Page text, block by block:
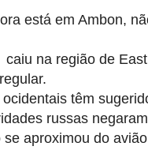
está em Ambon,
caiu na região de East
regular.
têm
russas negaram
se aproximou do avião